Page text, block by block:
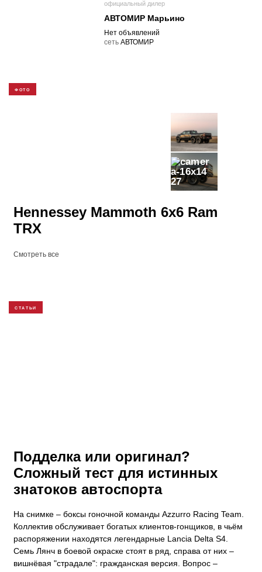
официальный дилер
АВТОМИР Марьино
Нет объявлений
cеть АВТОМИР
ФОТО
27
Hennessey Mammoth 6x6 Ram
TRX
Смотреть все
СТАТЬИ
Подделка или оригинал?
Сложный тест для истинных
знатоков автоспорта
На снимке – боксы гоночной команды Azzurro Racing Team.
Коллектив обслуживает богатых клиентов-гонщиков, в чьём
распоряжении находятся легендарные Lancia Delta S4.
Семь Лянч в боевой окраске стоят в ряд, справа от них –
вишнёвая "страдале": гражданская версия. Вопрос –